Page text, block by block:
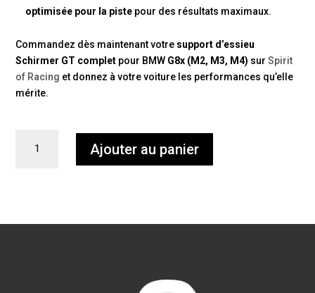
optimisée pour la piste pour des résultats maximaux.
Commandez dès maintenant votre support d’essieu
Schirmer GT complet pour BMW G8x (M2, M3, M4) surSpirit
of Racing et donnez à votre voiture les performances qu’elle
mérite.
Ajouter au panier